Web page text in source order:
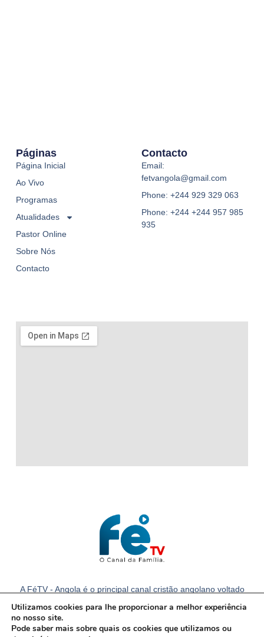
A FéTV - Angola é o principal canal cristão angolano voltado
para a família com notícias e conteúdos cristãos em Angola.
Páginas
Página Inicial
Ao Vivo
Programas
Atualidades
Pastor Online
Sobre Nós
Contacto
Contacto
Email:
fetvangola@gmail.com
Phone: +244 929 329 063
Phone: +244 +244 957 985
935
Utilizamos cookies para lhe proporcionar a melhor experiência
no nosso site.
Pode saber mais sobre quais os cookies que utilizamos ou